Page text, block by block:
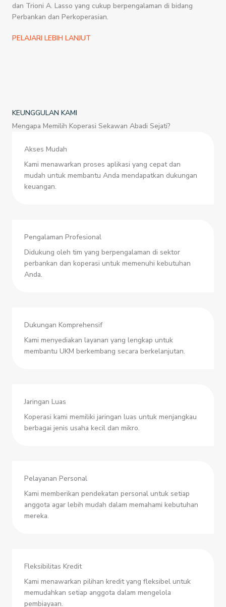
dan Trioni A. Lasso yang cukup berpengalaman di bidang
Perbankan dan Perkoperasian.
PELAJARI LEBIH LANJUT
KEUNGGULAN KAMI
Mengapa Memilih Koperasi Sekawan Abadi Sejati?
Akses Mudah
Kami menawarkan proses aplikasi yang cepat dan
mudah untuk membantu Anda mendapatkan dukungan
keuangan.
Pengalaman Profesional
Didukung oleh tim yang berpengalaman di sektor
perbankan dan koperasi untuk memenuhi kebutuhan
Anda.
Dukungan Komprehensif
Kami menyediakan layanan yang lengkap untuk
membantu UKM berkembang secara berkelanjutan.
Jaringan Luas
Koperasi kami memiliki jaringan luas untuk menjangkau
berbagai jenis usaha kecil dan mikro.
Pelayanan Personal
Kami memberikan pendekatan personal untuk setiap
anggota agar lebih mudah dalam memahami kebutuhan
mereka.
Fleksibilitas Kredit
Kami menawarkan pilihan kredit yang fleksibel untuk
memudahkan setiap anggota dalam mengelola
pembiayaan.